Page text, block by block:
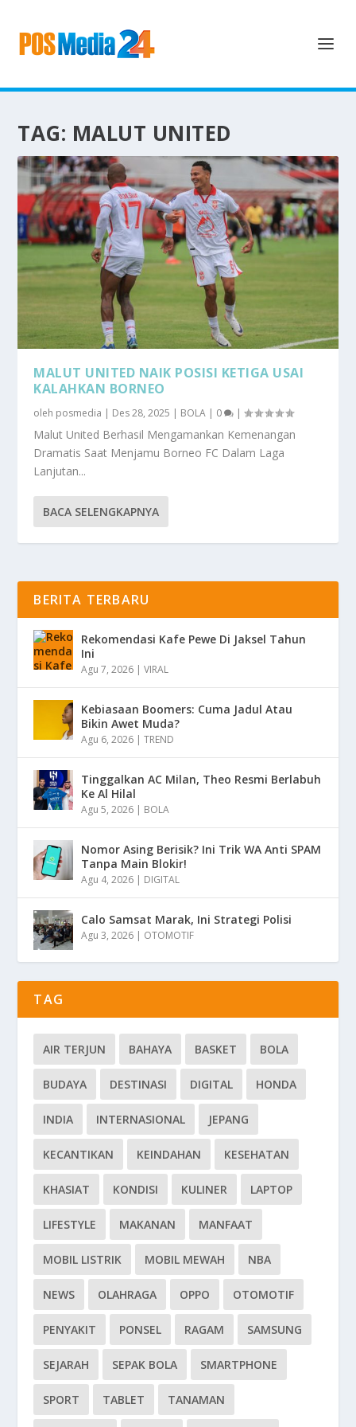
TAG: MALUT UNITED
MALUT UNITED NAIK POSISI KETIGA USAI
KALAHKAN BORNEO
oleh posmedia | Des 28, 2025 | BOLA | 0 |
Malut United Berhasil Mengamankan Kemenangan
Dramatis Saat Menjamu Borneo FC Dalam Laga
Lanjutan...
BACA SELENGKAPNYA
BERITA TERBARU
Rekomendasi Kafe Pewe Di Jaksel Tahun
Ini
Agu 7, 2026 |VIRAL
Kebiasaan Boomers: Cuma Jadul Atau
Bikin Awet Muda?
Agu 6, 2026 |TREND
Tinggalkan AC Milan, Theo Resmi Berlabuh
Ke Al Hilal
Agu 5, 2026 | BOLA
Nomor Asing Berisik? Ini Trik WA Anti SPAM
Tanpa Main Blokir!
Agu 4, 2026 | DIGITAL
Calo Samsat Marak, Ini Strategi Polisi
Agu 3, 2026 | OTOMOTIF
TAG
AIR TERJUN BAHAYA BASKET BOLA
BUDAYA DESTINASI DIGITAL HONDA
INDIA INTERNASIONAL JEPANG
KECANTIKAN KEINDAHAN KESEHATAN
KHASIAT KONDISI KULINER LAPTOP
LIFESTYLE MAKANAN MANFAAT
MOBIL LISTRIK MOBIL MEWAH NBA
NEWS OLAHRAGA OPPO OTOMOTIF
PENYAKIT PONSEL RAGAM SAMSUNG
SEJARAH SEPAK BOLA SMARTPHONE
SPORT TABLET TANAMAN